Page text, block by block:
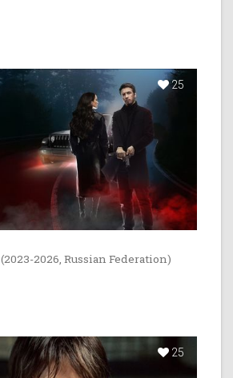
25
(2023-2026, Russian Federation)
25